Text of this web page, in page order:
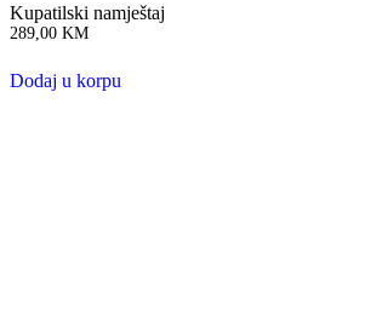
Kupatilski namještaj
289,00 KM
Dodaj u korpu